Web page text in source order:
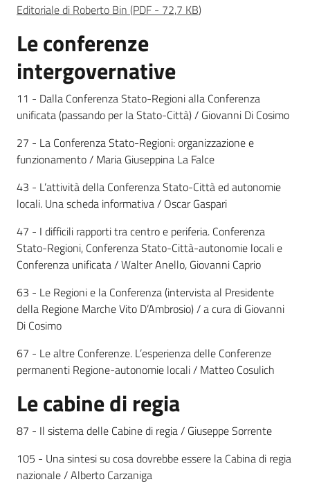
Novità
Servizi
Leggi Atti Bandi
Argomenti
Editoriale di Roberto Bin (PDF - 72,7 KB)
Le conferenze
intergovernative
11 - Dalla Conferenza Stato-Regioni alla Conferenza
unificata (passando per la Stato-Città) / Giovanni Di Cosimo
27 - La Conferenza Stato-Regioni: organizzazione e
funzionamento / Maria Giuseppina La Falce
43 - L’attività della Conferenza Stato-Città ed autonomie
locali. Una scheda informativa / Oscar Gaspari
47 - I difficili rapporti tra centro e periferia. Conferenza
Stato-Regioni, Conferenza Stato-Città-autonomie locali e
Conferenza unificata / Walter Anello, Giovanni Caprio
63 - Le Regioni e la Conferenza (intervista al Presidente
della Regione Marche Vito D’Ambrosio) / a cura di Giovanni
Di Cosimo
67 - Le altre Conferenze. L’esperienza delle Conferenze
permanenti Regione-autonomie locali / Matteo Cosulich
Le cabine di regia
87 - Il sistema delle Cabine di regia / Giuseppe Sorrente
105 - Una sintesi su cosa dovrebbe essere la Cabina di regia
nazionale / Alberto Carzaniga